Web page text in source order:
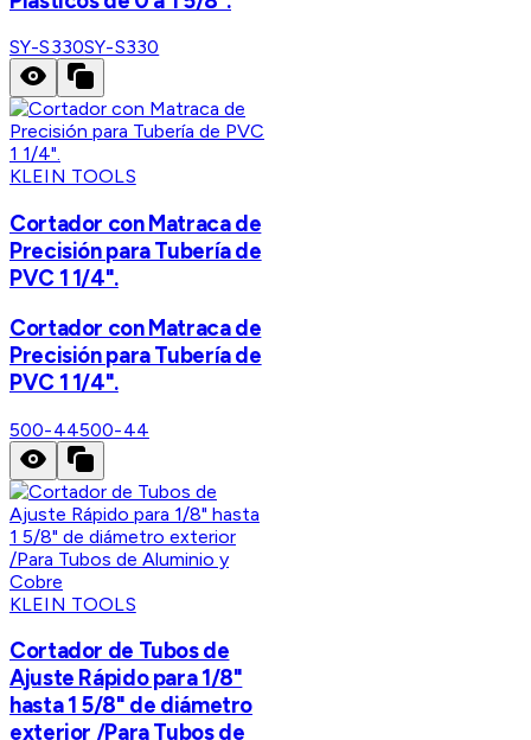
SY-S330SY-S330
KLEIN TOOLS
Cortador con Matraca de
Precisión para Tubería de
PVC 1 1/4".
Cortador con Matraca de
Precisión para Tubería de
PVC 1 1/4".
500-44500-44
KLEIN TOOLS
Cortador de Tubos de
Ajuste Rápido para 1/8"
hasta 1 5/8" de diámetro
exterior /Para Tubos de